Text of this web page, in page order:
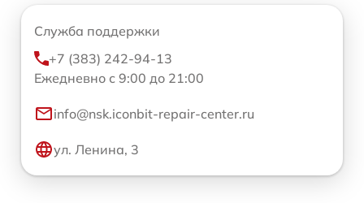
Служба поддержки
+7 (383) 242-94-13
Ежедневно с 9:00 до 21:00
info@nsk.iconbit-repair-center.ru
ул. Ленина, 3